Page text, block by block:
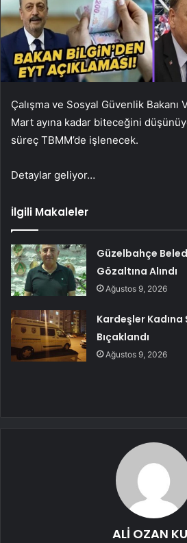
Çalışma ve Sosyal Güvenlik Bakanı
Mart ayına kadar biteceğini
süreç TBMM’de işlenecek.
Detaylar geliyor…
İlgili Makaleler
Güzelbahçe
Gözaltına Alındı
Ağustos 9, 2026
Kardeşler Kadına
Bıçaklandı
Ağustos 9, 2026
ALİ OZAN